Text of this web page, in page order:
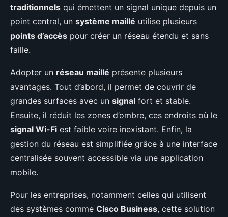
traditionnels qui émettent un signal unique depuis un
point central, un système maillé utilise plusieurs
points d’accès pour créer un réseau étendu et sans
faille.
Adopter un réseau maillé présente plusieurs
avantages. Tout d’abord, il permet de couvrir de
grandes surfaces avec un signal fort et stable.
Ensuite, il réduit les zones d’ombre, ces endroits où le
signal Wi-Fi est faible voire inexistant. Enfin, la
gestion du réseau est simplifiée grâce à une interface
centralisée souvent accessible via une application
mobile.
Pour les entreprises, notamment celles qui utilisent
des systèmes comme Cisco Business, cette solution